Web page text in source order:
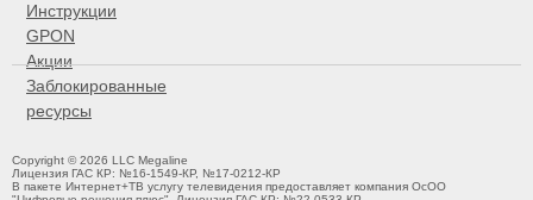
Инструкции
GPON
Акции
Заблокированные
ресурсы
Copyright © 2026 LLC Megaline
Лицензия ГАС КР: №16-1549-КР, №17-0212-КР
В пакете Интернет+ТВ услугу телевидения предоставляет компания ОсОО